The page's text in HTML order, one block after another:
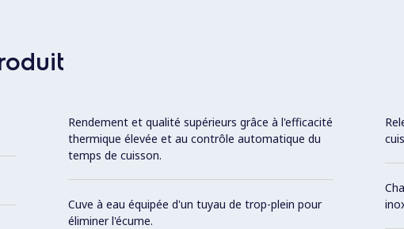
Rendement et qualité supérieurs grâce à l'efficacité
thermique élevée et au contrôle automatique du
temps de cuisson.
Cuve à eau équipée d'un tuyau de trop-plein pour
éliminer l'écume.